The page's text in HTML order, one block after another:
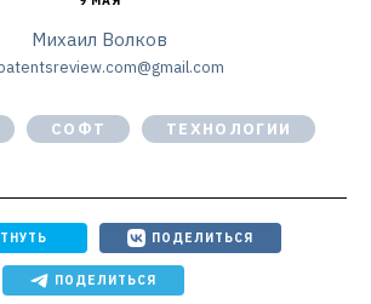
Михаил Волков
СОФТ ТЕХНОЛОГИИ
ПОДЕЛИТЬСЯ
ПОДЕЛИТЬСЯ